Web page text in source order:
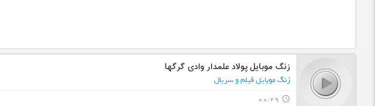
زنگ موبایل پولاد علمدار وادی گرگها
زنگ موبایل فیلم و سریال
query_builder
00:29